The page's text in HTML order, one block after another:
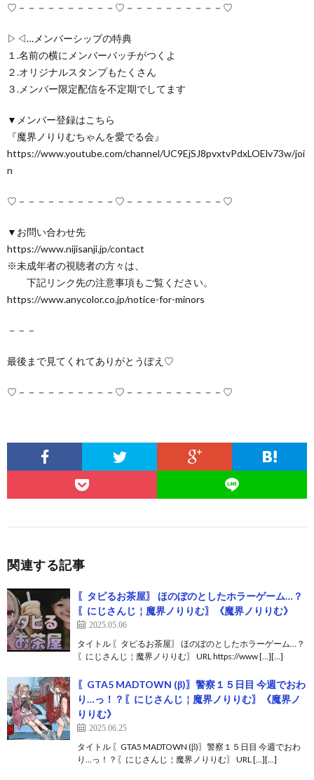
♡－－－－－－－－－－♡－－－－－－－－－－♡
▷◁…メンバーシップの特典
１.名前の横にメンバーバッチがつくよ
２.オリジナルスタンプもたくさん
３.メンバー限定配信を不定期でしてます
▼メンバー登録はこちら
『魔界ノりりむちゃんを愛でる会』
https://www.youtube.com/channel/UC9EjSJ8pvxtvPdxLOElv73w/joi
n
♡－－－－－－－－－－♡－－－－－－－－－－♡
▼お問い合わせ先
https://www.nijisanji.jp/contact
※未成年者の視聴者の方々は、
下記リンク先の注意事項もご覧ください。
https://www.anycolor.co.jp/notice-for-minors
－－－
最後まで見てくれてありがとうぽえ♡
♡－－－－－－－－－－♡－－－－－－－－－－♡
関連する記事
〖タピるお茶屋〗 ほのぼのとしたホラーゲーム…？
〖にじさんじ￤魔界ノりりむ〗《魔界ノりりむ》
2025.05.06
タイトル 〖タピるお茶屋〗 ほのぼのとしたホラーゲーム…？
〖にじさんじ￤魔界ノりりむ〗 URL https://www […][…]
〖​​GTA5 MADTOWN (β)〗警察１５日目 今週でおわ
り…っ！？〖にじさんじ￤魔界ノりりむ〗《魔界ノ
りりむ》
2025.06.25
タイトル 〖​​GTA5 MADTOWN (β)〗警察１５日目 今週でおわ
り…っ！？〖にじさんじ￤魔界ノりりむ〗 URL […][…]